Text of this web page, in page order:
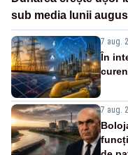
sub media lunii
7 aug.
În
7 aug.